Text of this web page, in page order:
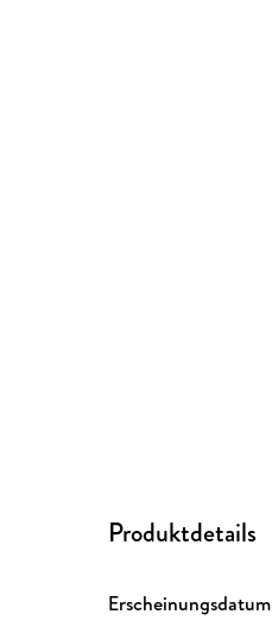
Produktdetails
Erscheinungsdatum